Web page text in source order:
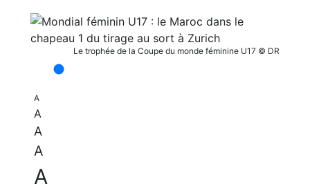
Le trophée de la Coupe du monde féminine U17 © DR
A
A
A
A
A